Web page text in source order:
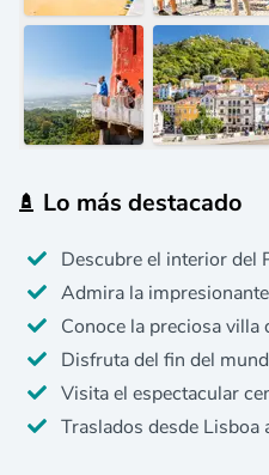
Lo más destacado
Descubre el interior del
Admira la
Conoce la preciosa villa
Disfruta del fin del
Visita el espectacular
Traslados desde Lisboa